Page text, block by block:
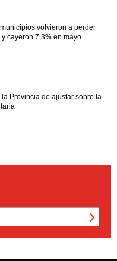
volvieron a perder
cayeron 7,3% en mayo
la Provincia de ajustar sobre la